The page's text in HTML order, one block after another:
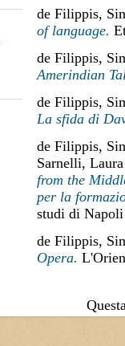
de Filippis,
of language.
de Filippis,
Amerindian
de Filippis,
La sfida di
de Filippis,
Sarnelli, Laura
from the
per la
studi di
de Filippis,
Opera.